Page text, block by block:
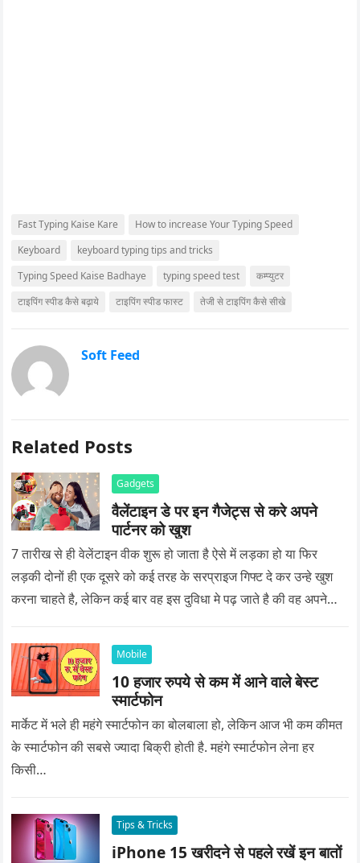
Fast Typing Kaise Kare
How to increase Your Typing Speed
Keyboard
keyboard typing tips and tricks
Typing Speed Kaise Badhaye
typing speed test
कम्प्युटर
टाइपिंग स्पीड कैसे बढ़ाये
टाइपिंग स्पीड फास्ट तेजी से टाइपिंग कैसे सीखे
Soft Feed
Related Posts
Gadgets
वैलेंटाइन डे पर इन गैजेट्स से करे अपने
पार्टनर को खुश
7 तारीख से ही वेलेंटाइन वीक शुरू हो जाता है ऐसे में लड़का हो या फिर
लड़की दोनों ही एक दूसरे को कई तरह के सरप्राइज गिफ्ट दे कर उन्हे खुश
करना चाहते है, लेकिन कई बार वह इस दुविधा मे पढ़ जाते है की वह अपने
Mobile
10 हजार रुपये से कम में आने वाले बेस्ट
स्मार्टफोन
मार्केट में भले ही महंगे स्मार्टफोन का बोलबाला हो, लेकिन आज भी कम कीमत
के स्मार्टफोन की सबसे ज्यादा बिक्री होती है. महंगे स्मार्टफोन लेना हर
किसी…
Tips & Tricks
iPhone 15 खरीदने से पहले रखें इन बातों